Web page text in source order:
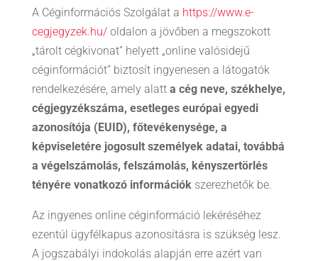
A Céginformációs Szolgálat a https://www.e-
cegjegyzek.hu/oldalon a jövőben a megszokott
„tárolt cégkivonat” helyett „online valósidejű
céginformációt” biztosít ingyenesen a látogatók
rendelkezésére, amely alatt a cég neve, székhelye,
cégjegyzékszáma, esetleges európai egyedi
azonosítója (EUID), főtevékenysége, a
képviseletére jogosult személyek adatai, továbbá
a végelszámolás, felszámolás, kényszertörlés
tényére vonatkozó információkszerezhetők be.
Az ingyenes online céginformáció lekéréséhez
ezentúl ügyfélkapus azonosításra is szükség lesz.
A jogszabályi indokolás alapján erre azért van